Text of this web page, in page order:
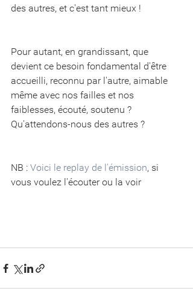
des autres, et c'est tant mieux !
Pour autant, en grandissant, que
devient ce besoin fondamental d'être
accueilli, reconnu par l'autre, aimable
même avec nos failles et nos
faiblesses, écouté, soutenu ?
Qu'attendons-nous des autres ?
NB : Voici le replay de l'émission, si
vous voulez l'écouter ou la voir